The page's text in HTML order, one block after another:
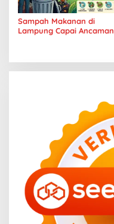
Sampah Makanan di
Lampung Capai Ancaman